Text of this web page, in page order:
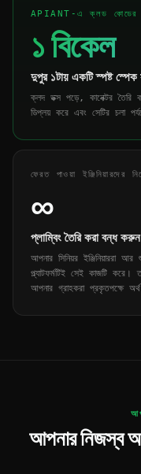
APIANT-এ ক্লড কোডের
১ বিকেল
দুপুর ১টায় একটি স্পষ্ট
ক্লদ ডক্স পড়ে, কানেক্টর তৈরি
ডিপ্লয় করে এবং সেটির চলা
ফেরত পাওয়া ইঞ্জিনিয়ারদের
∞
প্লাম্বিং তৈরি করা বন্ধ
আপনার সিনিয়র ইঞ্জিনিয়াররা
প্ল্যাটফর্মটিই সেই কাজটি
আপনার গ্রাহকরা প্রকৃতপক্ষে
আপনার নিজস্ব